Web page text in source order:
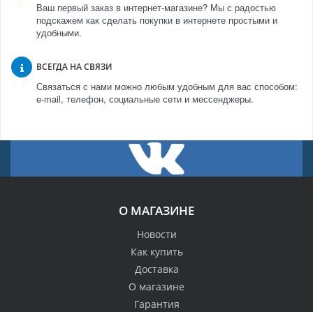
Ваш первый заказ в интернет-магазине? Мы с радостью
подскажем как сделать покупки в интернете простыми и
удобными.
ВСЕГДА НА СВЯЗИ
Связаться с нами можно любым удобным для вас способом:
e-mail, телефон, социальные сети и мессенджеры.
О МАГАЗИНЕ
Новости
Как купить
Доставка
О магазине
Гарантия